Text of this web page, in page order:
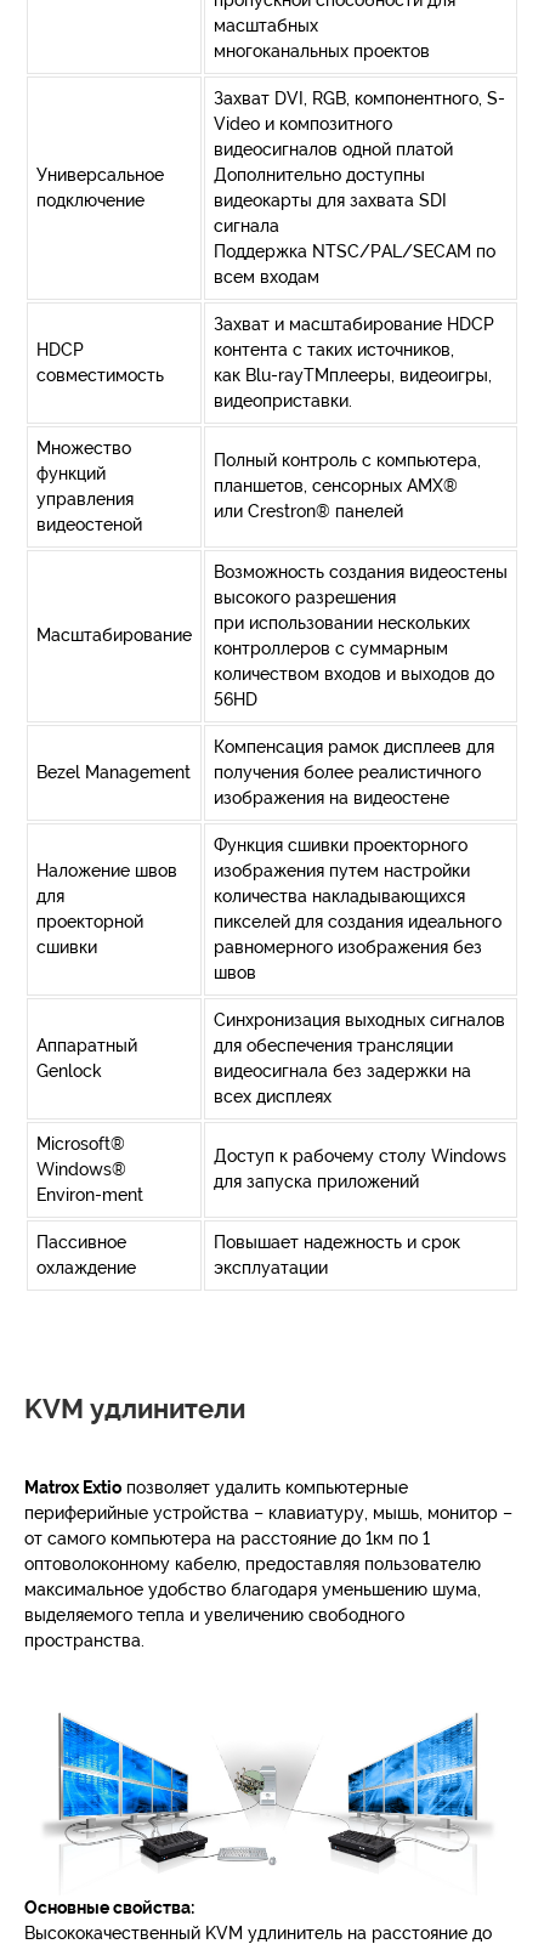
масштабных
многоканальных проектов
Универсальное
подключение
Захват DVI, RGB, компонентного, S-
Video и композитного
видеосигналов одной платой
Дополнительно доступны
видеокарты для захвата SDI
сигнала
Поддержка NTSC/PAL/SECAM по
всем входам
HDCP
совместимость
Захват и масштабирование HDCP
контента с таких источников,
как Blu-rayTMплееры, видеоигры,
видеоприставки.
Множество
функций
управления
видеостеной
Полный контроль с компьютера,
планшетов, сенсорных AMX®
или Crestron® панелей
Масштабирование
Возможность создания видеостены
высокого разрешения
при использовании нескольких
контроллеров с суммарным
количеством входов и выходов до
56HD
Bezel Management
Компенсация рамок дисплеев для
получения более реалистичного
изображения на видеостене
Наложение швов
для
проекторной
сшивки
Функция сшивки проекторного
изображения путем настройки
количества накладывающихся
пикселей для создания идеального
равномерного изображения без
швов
Аппаратный
Genlock
Синхронизация выходных сигналов
для обеспечения трансляции
видеосигнала без задержки на
всех дисплеях
Microsoft®
Windows®
Environ-ment
Доступ к рабочему столу Windows
для запуска приложений
Пассивное
охлаждение
Повышает надежность и срок
эксплуатации
KVM удлинители
Matrox Extio позволяет удалить компьютерные
периферийные устройства – клавиатуру, мышь, монитор –
от самого компьютера на расстояние до 1км по 1
оптоволоконному кабелю, предоставляя пользователю
максимальное удобство благодаря уменьшению шума,
выделяемого тепла и увеличению свободного
пространства.
Основные свойства:
Высококачественный KVM удлинитель на расстояние до